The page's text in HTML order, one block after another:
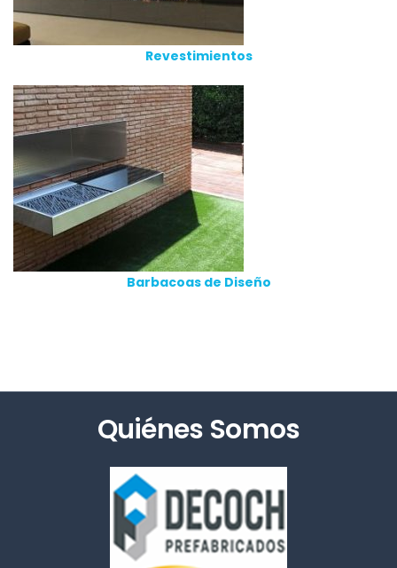
Revestimientos
Barbacoas de Diseño
Quiénes Somos